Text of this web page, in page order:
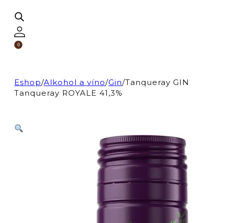
0
Eshop/Alkohol a víno/Gin/Tanqueray GIN
Tanqueray ROYALE 41,3%